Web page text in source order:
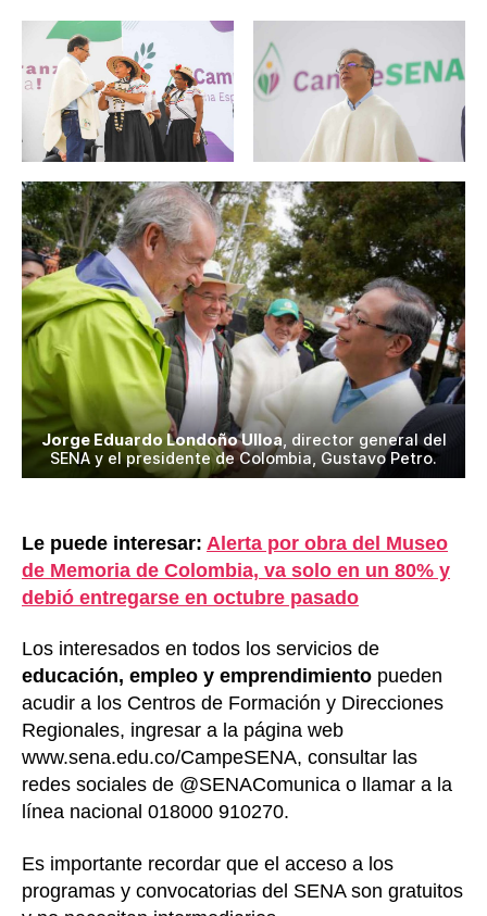
Jorge Eduardo Londoño Ulloa , director general del
SENA y el presidente de Colombia, Gustavo Petro.
Le puede interesar: Alerta por obra del Museo
de Memoria de Colombia, va solo en un 80% y
debió entregarse en octubre pasado
Los interesados en todos los servicios de
educación, empleo y emprendimiento pueden
acudir a los Centros de Formación y Direcciones
Regionales, ingresar a la página web
www.sena.edu.co/CampeSENA, consultar las
redes sociales de @SENAComunica o llamar a la
línea nacional 018000 910270.
Es importante recordar que el acceso a los
programas y convocatorias del SENA son gratuitos